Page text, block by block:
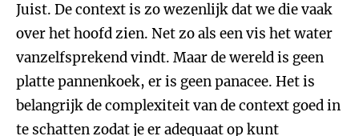
Juist. De context is zo wezenlijk dat we die vaak
over het hoofd zien. Net zo als een vis het water
vanzelfsprekend vindt. Maar de wereld is geen
platte pannenkoek, er is geen panacee. Het is
belangrijk de complexiteit van de context goed in
te schatten zodat je er adequaat op kunt